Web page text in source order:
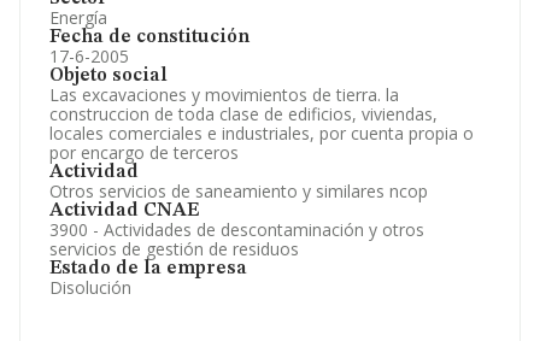
Energía
Fecha de constitución
17-6-2005
Objeto social
Las excavaciones y movimientos de tierra. la
construccion de toda clase de edificios, viviendas,
locales comerciales e industriales, por cuenta propia o
por encargo de terceros
Actividad
Otros servicios de saneamiento y similares ncop
Actividad CNAE
3900 - Actividades de descontaminación y otros
servicios de gestión de residuos
Estado de la empresa
Disolución